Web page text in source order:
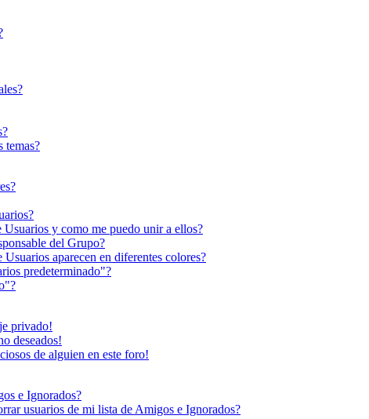
temas?
Usuarios y como me puedo unir a ellos?
del Grupo?
aparecen en diferentes colores?
predeterminado"?
privado!
deseados!
de alguien en este foro!
e Ignorados?
usuarios de mi lista de Amigos e Ignorados?